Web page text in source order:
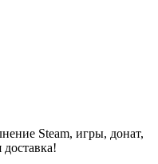
Steam, игры, донат,